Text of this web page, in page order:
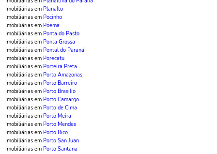
Imobiliárias em Planalto
Imobiliárias em Pocinho
Imobiliárias em Poema
Imobiliárias em Ponta do Pasto
Imobiliárias em Ponta Grossa
Imobiliárias em Pontal do Paraná
Imobiliárias em Porecatu
Imobiliárias em Porteira Preta
Imobiliárias em Porto Amazonas
Imobiliárias em Porto Barreiro
Imobiliárias em Porto Brasilio
Imobiliárias em Porto Camargo
Imobiliárias em Porto de Cima
Imobiliárias em Porto Meira
Imobiliárias em Porto Mendes
Imobiliárias em Porto Rico
Imobiliárias em Porto San Juan
Imobiliárias em Porto Santana